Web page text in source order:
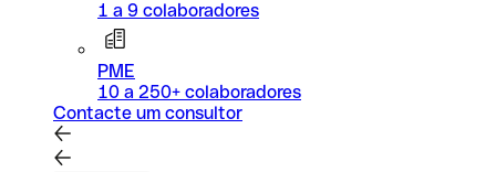
1 a 9 colaboradores
PME
10 a 250+ colaboradores
Contacte um consultor